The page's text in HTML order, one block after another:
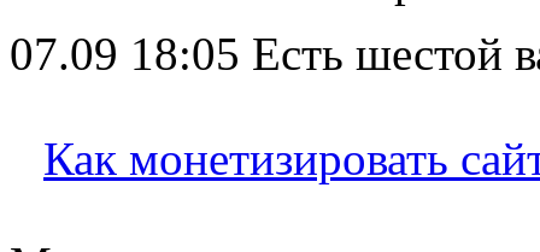
07.09 18:05 Есть шестой
Как монетизировать